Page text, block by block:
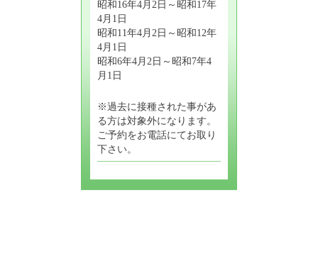
昭和16年4月2日～昭和17年
4月1日
昭和11年4月2日～昭和12年
4月1日
昭和6年4月2日～昭和7年4
月1日
※過去に接種された事があ
る方は対象外になります。
ご予約をお電話にてお取り
下さい。